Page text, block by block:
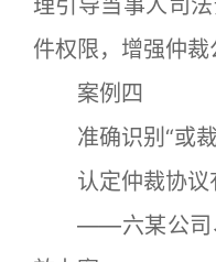
理引导当事人司
件权限，增强仲裁
案例四
准确识别“或裁
认定仲裁协议
——六某公司、